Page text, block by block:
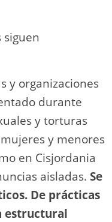
y organizaciones
durante
y torturas
y menores
en Cisjordania
aisladas. Se
De prácticas
estructural